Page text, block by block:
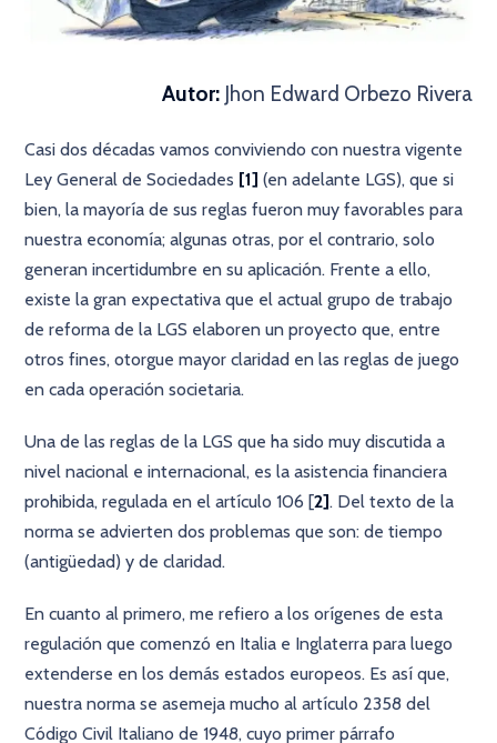
Autor:Jhon Edward Orbezo Rivera
Casi dos décadas vamos conviviendo con nuestra vigente
Ley General de Sociedades [1] (en adelante LGS), que si
bien, la mayoría de sus reglas fueron muy favorables para
nuestra economía; algunas otras, por el contrario, solo
generan incertidumbre en su aplicación. Frente a ello,
existe la gran expectativa que el actual grupo de trabajo
de reforma de la LGS elaboren un proyecto que, entre
otros fines, otorgue mayor claridad en las reglas de juego
en cada operación societaria.
Una de las reglas de la LGS que ha sido muy discutida a
nivel nacional e internacional, es la asistencia financiera
prohibida, regulada en el artículo 106 [2]. Del texto de la
norma se advierten dos problemas que son: de tiempo
(antigüedad) y de claridad.
En cuanto al primero, me refiero a los orígenes de esta
regulación que comenzó en Italia e Inglaterra para luego
extenderse en los demás estados europeos. Es así que,
nuestra norma se asemeja mucho al artículo 2358 del
Código Civil Italiano de 1948, cuyo primer párrafo